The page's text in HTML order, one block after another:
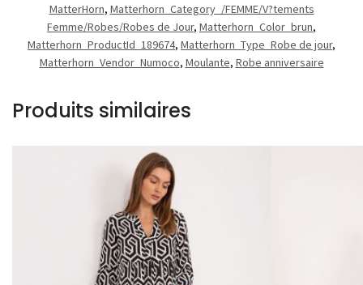
MatterHorn, Matterhorn_Category_/FEMME/V?tements
Femme/Robes/Robes de Jour, Matterhorn_Color_brun,
Matterhorn_ProductId_189674, Matterhorn_Type_Robe de jour,
Matterhorn_Vendor_Numoco, Moulante, Robe anniversaire
Produits similaires